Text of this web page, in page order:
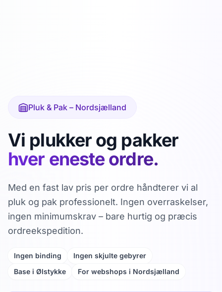
Pluk & Pak – Nordsjælland
Vi plukker og pakker
hver eneste ordre.
Med en fast lav pris per ordre håndterer vi al
pluk og pak professionelt. Ingen overraskelser,
ingen minimumskrav – bare hurtig og præcis
ordreekspedition.
Ingen binding
Ingen skjulte gebyrer
Base i Ølstykke
For webshops i Nordsjælland